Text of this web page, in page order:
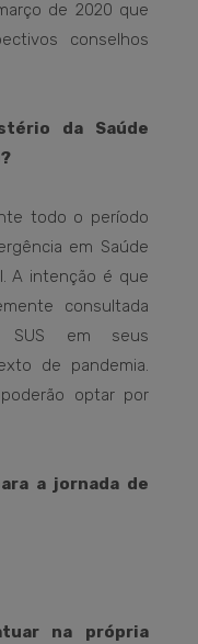
de 2020 que
conselhos
da Saúde
todo o período
em Saúde
A intenção é que
consultada
SUS em seus
de pandemia.
optar por
a jornada de
na própria